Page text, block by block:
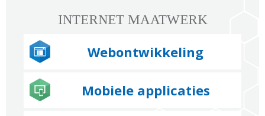
INTERNET MAATWERK
Webontwikkeling
Mobiele applicaties